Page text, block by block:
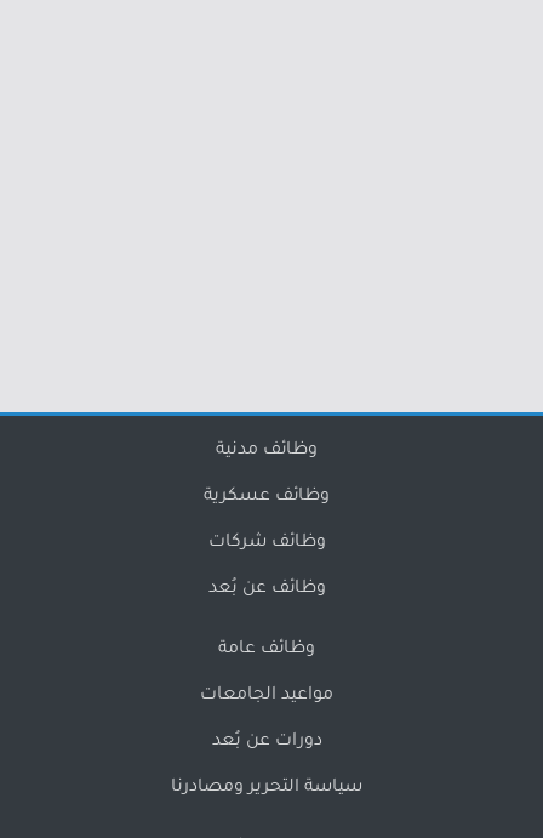
وظائف مدنية
وظائف عسكرية
وظائف شركات
وظائف عن بُعد
وظائف عامة
مواعيد الجامعات
دورات عن بُعد
سياسة التحرير ومصادرنا